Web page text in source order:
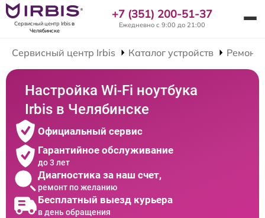
Сервисный центр Irbisв
Челябинске
+7 (351) 200-51-37
Ежедневно с 9:00 до 21:00
Сервисный центр Irbis Каталог устройств Ремонт
Настройка Wi-Fi ноутбука
Irbis в Челябинске
Официальный сервис
Гарантийное обслуживание
до 3 лет
Диагностика за наш счет,
ремонт по желанию
Бесплатный выезд курьера
в день обращения